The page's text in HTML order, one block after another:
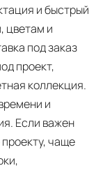
и быстрый
цветам и
под заказ
проект,
коллекция.
и
Если важен
чаще